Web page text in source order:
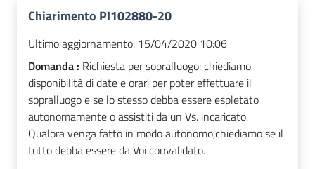
Chiarimento PI102880-20
Ultimo aggiornamento: 15/04/2020 10:06
Domanda : Richiesta per sopralluogo: chiediamo
disponibilità di date e orari per poter effettuare il
sopralluogo e se lo stesso debba essere espletato
autonomamente o assistiti da un Vs. incaricato.
Qualora venga fatto in modo autonomo,chiediamo se il
tutto debba essere da Voi convalidato.